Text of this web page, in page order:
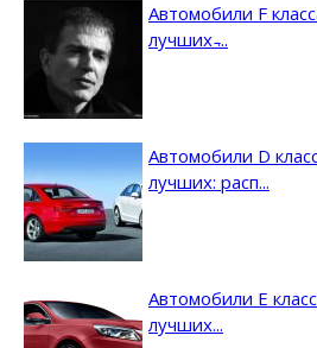
Автомобили F
лучших ̵...
Автомобили D
лучших: расп...
Автомобили E
лучших...